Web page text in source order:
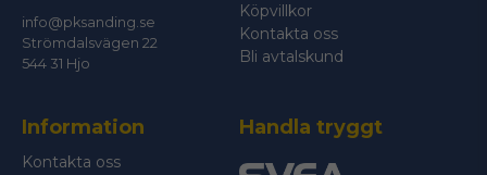
Skicka fråga
info@pksanding.se
Strömdalsvägen 22
544 31 Hjo
Köpvillkor
Kontakta oss
Bli avtalskund
Information
Kontakta oss
Handla tryggt